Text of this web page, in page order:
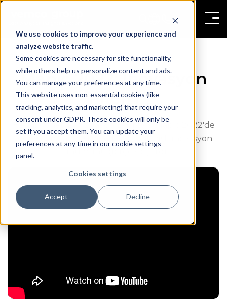
We use cookies to improve your experience and
analyze website traffic.
Some cookies are necessary for site functionality,
while others help us personalize content and ads.
You can manage your preferences at any time.
This website uses non-essential cookies (like
tracking, analytics, and marketing) that require your
consent under GDPR. These cookies will only be
set if you accept them. You can update your
preferences at any time in our cookie settings
panel.
Cookies settings
Accept Decline
Mapic 2022: İnovasyon
Pitch'i
Hesap Yöneticimiz Jacob Burrows, Mapic 2022'de
İnovasyon Sahnesi'ne çıktı ve anlayışlı inovasyon